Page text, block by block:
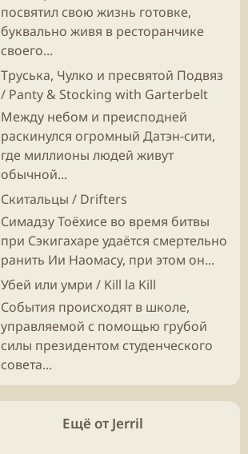
посвятил свою жизнь готовке,
буквально живя в ресторанчике
своего...
Труська, Чулко и пресвятой Подвяз
/ Panty & Stocking with Garterbelt
Между небом и преисподней
раскинулся огромный Датэн-сити,
где миллионы людей живут
обычной...
Скитальцы / Drifters
Симадзу Тоёхисе во время битвы
при Сэкигахаре удаётся смертельно
ранить Ии Наомасу, при этом он...
Убей или умри / Kill la Kill
События происходят в школе,
управляемой с помощью грубой
силы президентом студенческого
совета...
Ещё от Jerril